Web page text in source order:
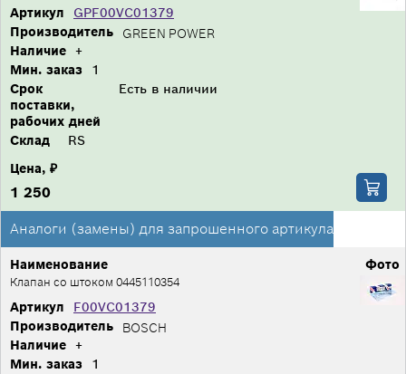
Производитель GREEN POWER
Артикул GPF00VC01379
Наличие +
Мин. заказ
1
Срок
поставки,
рабочих дней
Есть в наличии
Склад
RS
Цена, ₽
1 250
Аналоги (замены) для запрошенного артикула
Фото
Производитель BOSCH
Артикул F00VC01379
Наименование
Клапан со штоком 0445110354
Наличие +
Мин. заказ
1